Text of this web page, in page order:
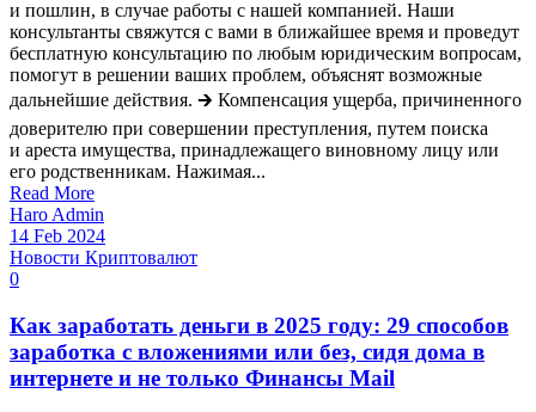
и пошлин, в случае работы с нашей компанией. Наши
консультанты свяжутся с вами в ближайшее время и проведут
бесплатную консультацию по любым юридическим вопросам,
помогут в решении ваших проблем, объяснят возможные
дальнейшие действия. 🡲 Компенсация ущерба, причиненного
доверителю при совершении преступления, путем поиска
и ареста имущества, принадлежащего виновному лицу или
его родственникам. Нажимая...
Read More
Haro Admin
14 Feb 2024
Новости Криптовалют
0
Как заработать деньги в 2025 году: 29 способов
заработка с вложениями или без, сидя дома в
интернете и не только Финансы Mail